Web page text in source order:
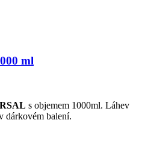
ml
s objemem 1000ml. Láhev
dárkovém balení.